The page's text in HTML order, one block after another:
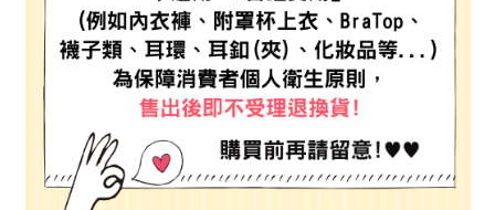
2.基於同意付款使用「大哥付你分期」之契約關係目的，商店將以您的個人
資料（包含姓名、電話或地址）提供予台灣大哥大進項蒐集、處理及利用，
由本公司與您本人進行分期帳單所需資料之確認、核對及更正。
3.完整用戶服務條款，請詳閱以下連結：
https://oppay.tw/userRule
※ 交易是否成功請以「AFTEE先享後付 」之結帳頁面顯示為準，若有關於
是否繳費成功／繳費後需取消欲退款等相關疑問，請聯繫「AFTEE先享後付
客戶支援中心」https://netprotections.freshdesk.com/support/home
【注意事項】
１．透過由恩沛科技股份有限公司提供之「AFTEE先享後付」服務完成之交
易，需依本服務之必要範圍內提供個人資料，並將交易相關給付款項請求債
權轉讓予恩沛科技股份有限公司。
２．關於個人資料處理事宜，請瀏覽以下網址：https://aftee.tw/terms/#terms3
３．未成年的使用者請事先徵得法定代理人或監護人之同意方可使用
每筆NT$80，滿NT$1,500(含以上)免運費
每筆NT$80，滿NT$1,500(含以上)免運費